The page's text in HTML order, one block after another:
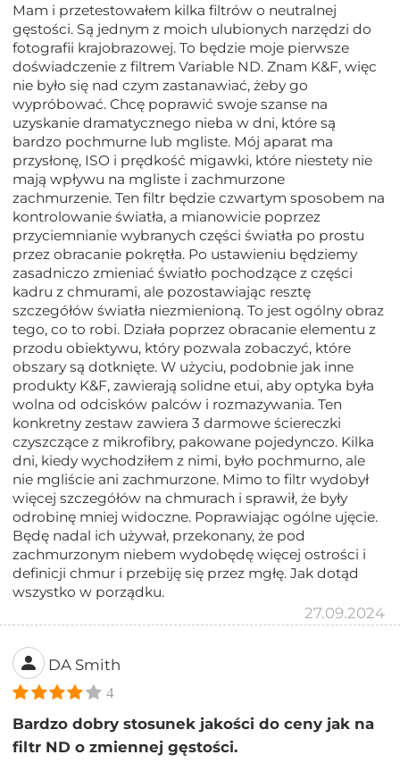
Mam i przetestowałem kilka filtrów o neutralnej
gęstości. Są jednym z moich ulubionych narzędzi do
fotografii krajobrazowej. To będzie moje pierwsze
doświadczenie z filtrem Variable ND. Znam K&F, więc
nie było się nad czym zastanawiać, żeby go
wypróbować. Chcę poprawić swoje szanse na
uzyskanie dramatycznego nieba w dni, które są
bardzo pochmurne lub mgliste. Mój aparat ma
przysłonę, ISO i prędkość migawki, które niestety nie
mają wpływu na mgliste i zachmurzone
zachmurzenie. Ten filtr będzie czwartym sposobem na
kontrolowanie światła, a mianowicie poprzez
przyciemnianie wybranych części światła po prostu
przez obracanie pokrętła. Po ustawieniu będziemy
zasadniczo zmieniać światło pochodzące z części
kadru z chmurami, ale pozostawiając resztę
szczegółów światła niezmienioną. To jest ogólny obraz
tego, co to robi. Działa poprzez obracanie elementu z
przodu obiektywu, który pozwala zobaczyć, które
obszary są dotknięte. W użyciu, podobnie jak inne
produkty K&F, zawierają solidne etui, aby optyka była
wolna od odcisków palców i rozmazywania. Ten
konkretny zestaw zawiera 3 darmowe ściereczki
czyszczące z mikrofibry, pakowane pojedynczo. Kilka
dni, kiedy wychodziłem z nimi, było pochmurno, ale
nie mgliście ani zachmurzone. Mimo to filtr wydobył
więcej szczegółów na chmurach i sprawił, że były
odrobinę mniej widoczne. Poprawiając ogólne ujęcie.
Będę nadal ich używał, przekonany, że pod
zachmurzonym niebem wydobędę więcej ostrości i
definicji chmur i przebiję się przez mgłę. Jak dotąd
wszystko w porządku.
27.09.2024
DA Smith
4
Bardzo dobry stosunek jakości do ceny jak na
filtr ND o zmiennej gęstości.